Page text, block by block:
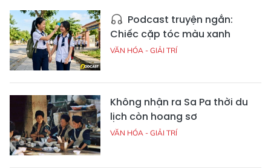
Podcast truyện ngắn:
Chiếc cặp tóc màu xanh
VĂN HÓA - GIẢI TRÍ
Không nhận ra Sa Pa thời du
lịch còn hoang sơ
VĂN HÓA - GIẢI TRÍ